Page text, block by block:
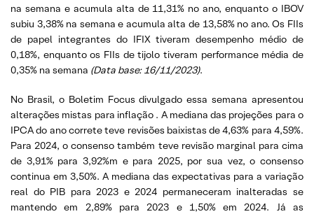
na semana e acumula alta de 11,31% no ano, enquanto o IBOV
subiu 3,38% na semana e acumula alta de 13,58% no ano. Os FIIs
de papel integrantes do IFIX tiveram desempenho médio de
0,18%, enquanto os FIIs de tijolo tiveram performance média de
0,35% na semana (Data base: 16/11/2023).
No Brasil, o Boletim Focus divulgado essa semana apresentou
alterações mistas para inflação . A mediana das projeções para o
IPCA do ano correte teve revisões baixistas de 4,63% para 4,59%.
Para 2024, o consenso também teve revisão marginal para cima
de 3,91% para 3,92%m e para 2025, por sua vez, o consenso
continua em 3,50%. A mediana das expectativas para a variação
real do PIB para 2023 e 2024 permaneceram inalteradas se
mantendo em 2,89% para 2023 e 1,50% em 2024. Já as